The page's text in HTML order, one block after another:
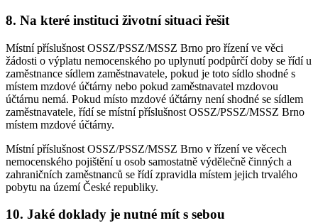
8. Na které instituci životní situaci řešit
Místní příslušnost OSSZ/PSSZ/MSSZ Brno pro řízení ve věci
žádosti o výplatu nemocenského po uplynutí podpůrčí doby se řídí u
zaměstnance sídlem zaměstnavatele, pokud je toto sídlo shodné s
místem mzdové účtárny nebo pokud zaměstnavatel mzdovou
účtárnu nemá. Pokud místo mzdové účtárny není shodné se sídlem
zaměstnavatele, řídí se místní příslušnost OSSZ/PSSZ/MSSZ Brno
místem mzdové účtárny.
Místní příslušnost OSSZ/PSSZ/MSSZ Brno v řízení ve věcech
nemocenského pojištění u osob samostatně výdělečně činných a
zahraničních zaměstnanců se řídí zpravidla místem jejich trvalého
pobytu na území České republiky.
10. Jaké doklady je nutné mít s sebou